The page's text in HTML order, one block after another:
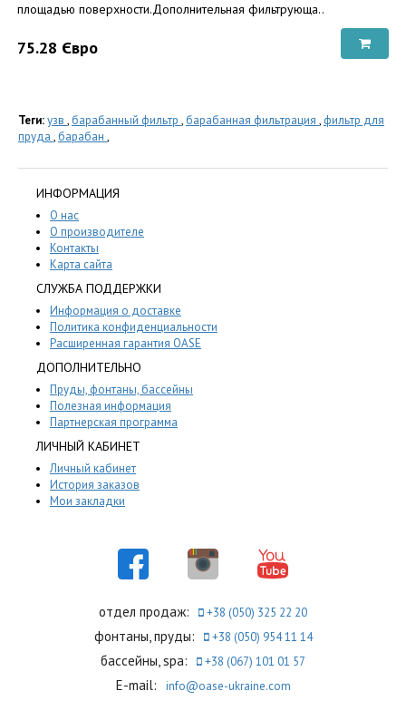
площадью поверхности.Дополнительная фильтрующа..
75.28 Євро
Теги:узв ,барабанный фильтр ,барабанная фильтрация , фильтр для
пруда ,барабан ,
ИНФОРМАЦИЯ
О нас
О производителе
Контакты
Карта сайта
СЛУЖБА ПОДДЕРЖКИ
Информация о доставке
Политика конфиденциальности
Расширенная гарантия OASE
ДОПОЛНИТЕЛЬНО
Пруды, фонтаны, бассейны
Полезная информация
Партнерская программа
ЛИЧНЫЙ КАБИНЕТ
Личный кабинет
История заказов
Мои закладки
отдел продаж: +38 (050) 325 22 20
фонтаны, пруды: +38 (050) 954 11 14
бассейны, spa: +38 (067) 101 01 57
E-mail: info@oase-ukraine.com